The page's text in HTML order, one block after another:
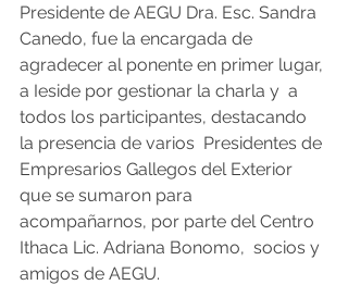
Presidente de AEGU Dra. Esc. Sandra
Canedo, fue la encargada de
agradecer al ponente en primer lugar,
a Ieside por gestionar la charla y  a
todos los participantes, destacando
la presencia de varios  Presidentes de
Empresarios Gallegos del Exterior
que se sumaron para
acompañarnos, por parte del Centro
Ithaca Lic. Adriana Bonomo,  socios y
amigos de AEGU.